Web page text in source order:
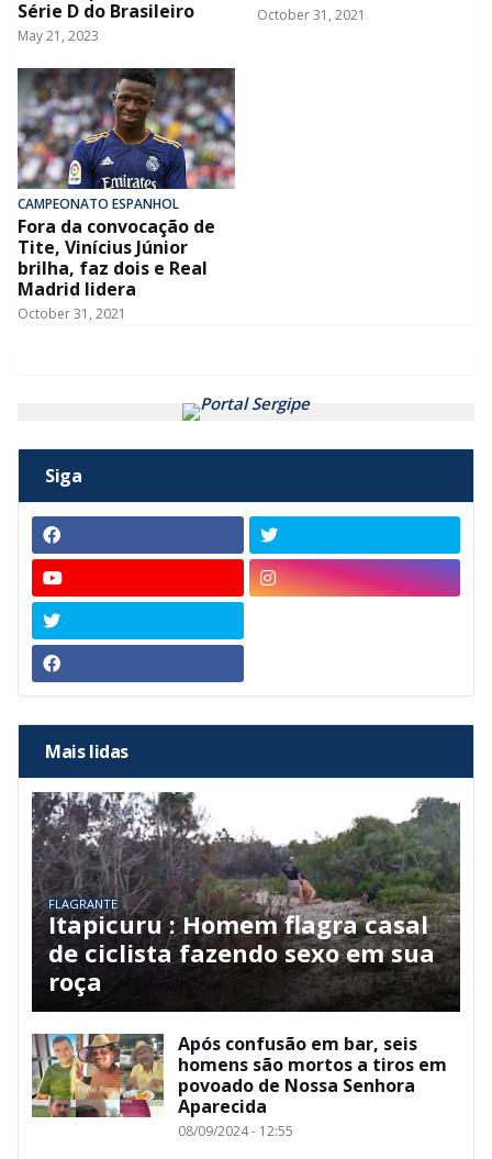
Série D do Brasileiro
May 21, 2023
October 31, 2021
CAMPEONATO ESPANHOL
Fora da convocação de
Tite, Vinícius Júnior
brilha, faz dois e Real
Madrid lidera
October 31, 2021
Siga
Mais lidas
FLAGRANTE
Itapicuru : Homem flagra casal
de ciclista fazendo sexo em sua
roça
Após confusão em bar, seis
homens são mortos a tiros em
povoado de Nossa Senhora
Aparecida
08/09/2024 - 12:55